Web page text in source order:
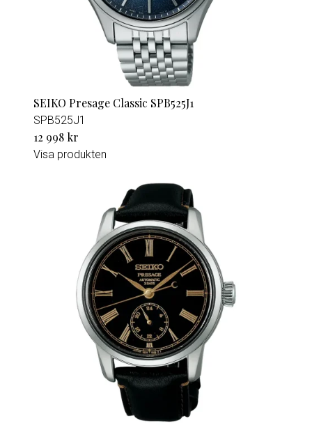
SEIKO Presage Classic SPB525J1
SPB525J1
12 998 kr
Visa produkten